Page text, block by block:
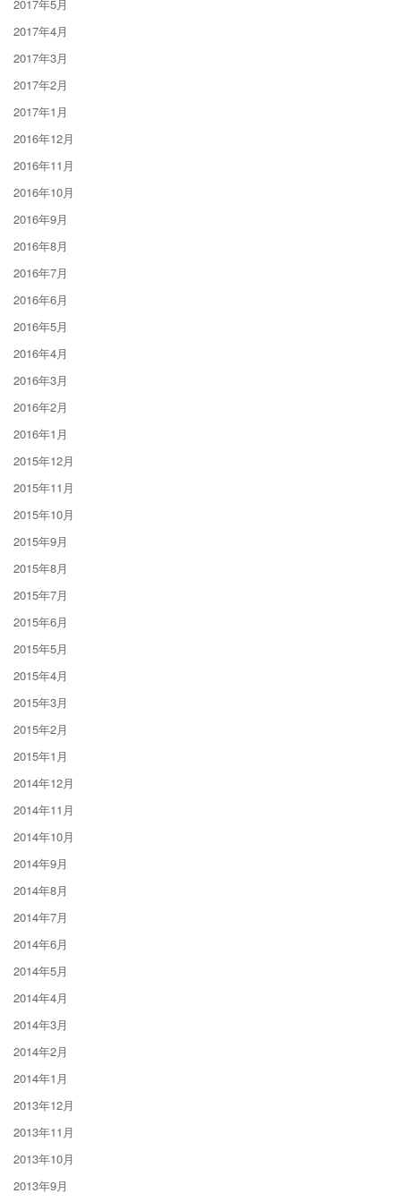
2017年5月
2017年4月
2017年3月
2017年2月
2017年1月
2016年12月
2016年11月
2016年10月
2016年9月
2016年8月
2016年7月
2016年6月
2016年5月
2016年4月
2016年3月
2016年2月
2016年1月
2015年12月
2015年11月
2015年10月
2015年9月
2015年8月
2015年7月
2015年6月
2015年5月
2015年4月
2015年3月
2015年2月
2015年1月
2014年12月
2014年11月
2014年10月
2014年9月
2014年8月
2014年7月
2014年6月
2014年5月
2014年4月
2014年3月
2014年2月
2014年1月
2013年12月
2013年11月
2013年10月
2013年9月